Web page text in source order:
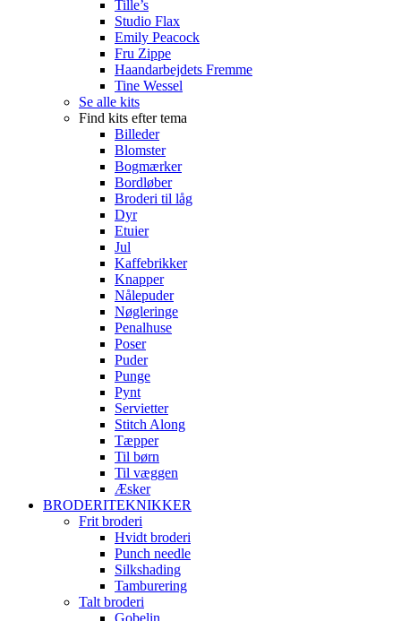
Tille’s
Studio Flax
Emily Peacock
Fru Zippe
Haandarbejdets Fremme
Tine Wessel
Se alle kits
Find kits efter tema
Billeder
Blomster
Bogmærker
Bordløber
Broderi til låg
Dyr
Etuier
Jul
Kaffebrikker
Knapper
Nålepuder
Nøgleringe
Penalhuse
Poser
Puder
Punge
Pynt
Servietter
Stitch Along
Tæpper
Til børn
Til væggen
Æsker
BRODERITEKNIKKER
Frit broderi
Hvidt broderi
Punch needle
Silkshading
Tamburering
Talt broderi
Gobelin